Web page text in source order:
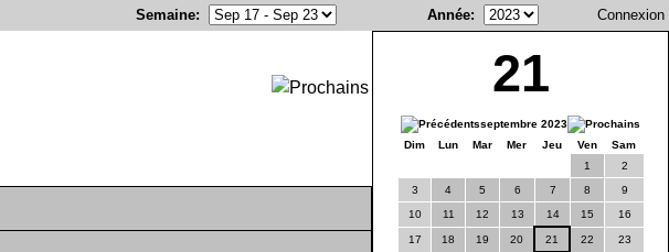
Semaine: Année: Connexion
21
septembre 2023
Dim
Lun Mar Mer Jeu Ven
Sam
1
2
3
4 5 6 7 8
9
10
11 12 13 14 15 16
17 18 19 20 21 22 23